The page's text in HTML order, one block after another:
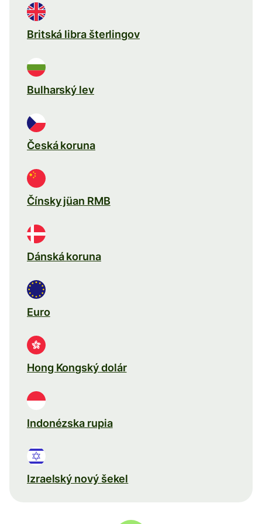
Britská libra šterlingov
Bulharský lev
Česká koruna
Čínsky jüan RMB
Dánská koruna
Euro
Hong Kongský dolár
Indonézska rupia
Izraelský nový šekel